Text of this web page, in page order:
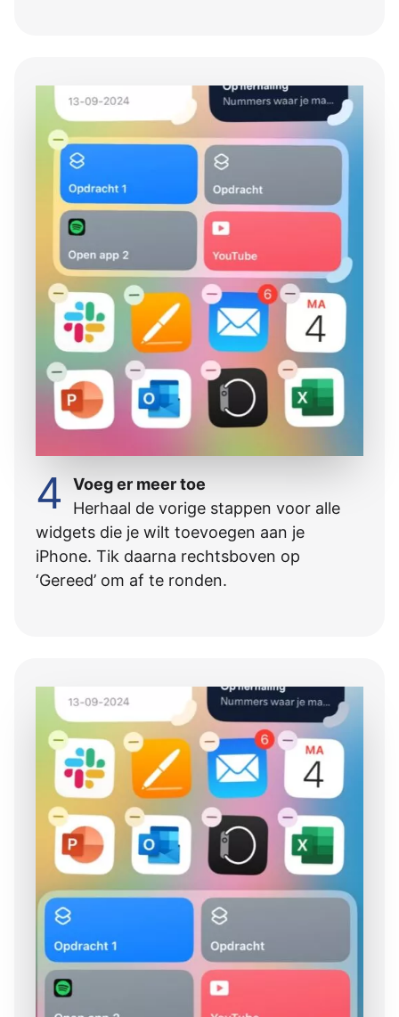
4
Voeg er meer toe
Herhaal de vorige stappen voor alle
widgets die je wilt toevoegen aan je
iPhone. Tik daarna rechtsboven op
‘Gereed’ om af te ronden.